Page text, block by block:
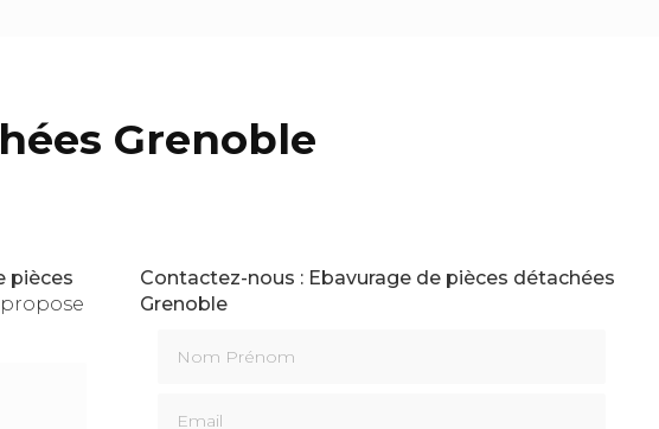
Grenoble
pièces
Contactez-nous : Ebavurage de pièces détachées
Grenoble